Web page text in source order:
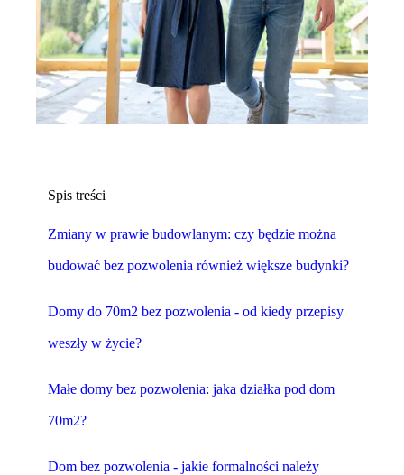
Spis treści
Zmiany w prawie budowlanym: czy będzie można
budować bez pozwolenia również większe budynki?
Domy do 70m2 bez pozwolenia - od kiedy przepisy
weszły w życie?
Małe domy bez pozwolenia: jaka działka pod dom
70m2?
Dom bez pozwolenia - jakie formalności należy